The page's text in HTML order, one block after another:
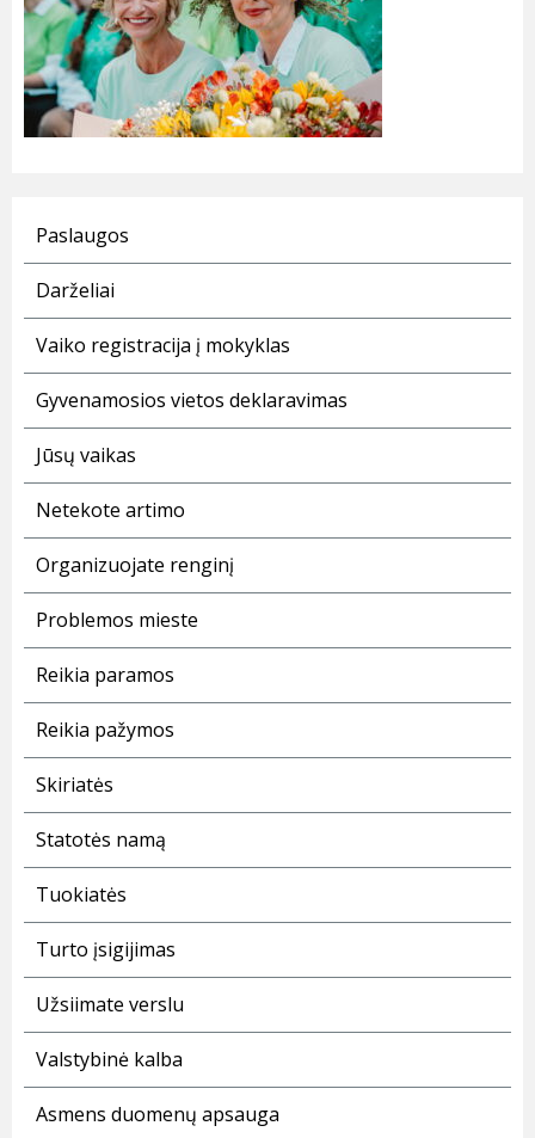
Paslaugos
Darželiai
Vaiko registracija į mokyklas
Gyvenamosios vietos deklaravimas
Jūsų vaikas
Netekote artimo
Organizuojate renginį
Problemos mieste
Reikia paramos
Reikia pažymos
Skiriatės
Statotės namą
Tuokiatės
Turto įsigijimas
Užsiimate verslu
Valstybinė kalba
Asmens duomenų apsauga